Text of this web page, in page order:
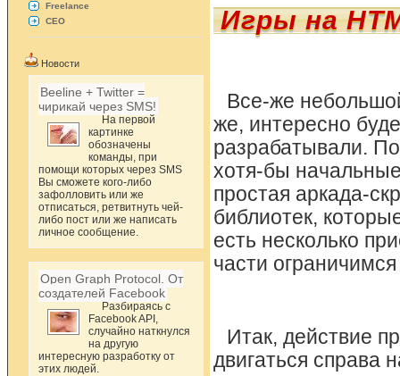
Freelance
СЕО
Новости
Beeline + Twitter =
чирикай через SMS!
На первой
картинке
обозначены
команды, при
помощи которых через SMS
Вы сможете кого-либо
зафолловить или же
отписаться, ретвитнуть чей-
либо пост или же написать
личное сообщение.
Open Graph Protocol. От
создателей Facebook
Разбираясь с
Facebook API,
случайно наткнулся
на другую
интересную разработку от
этих людей.
Игры на
Все-же
же, интересно
разрабатывали.
хотя-бы
простая аркада-
библиотек,
есть несколько
части
Итак, действие
двигаться справа